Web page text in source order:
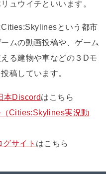
ュウイチといいます。
という都市
ムの動画投稿や、ゲーム
る建物や車などの３Dモ
稿しています。
本Discordはこちら
Cities:Skylines実況動
グサイト はこちら